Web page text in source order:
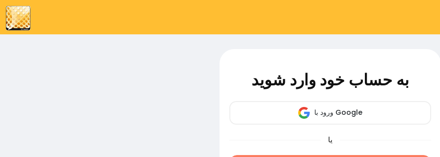
به حساب خود وارد شوید
ورود با Google
یا